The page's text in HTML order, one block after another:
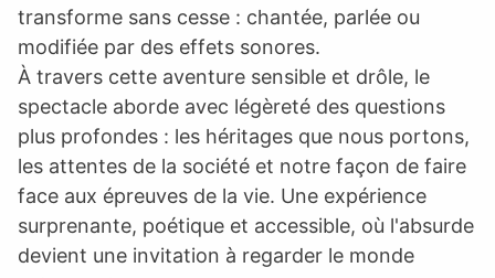
transforme sans cesse : chantée, parlée ou
modifiée par des effets sonores.
À travers cette aventure sensible et drôle, le
spectacle aborde avec légèreté des questions
plus profondes : les héritages que nous portons,
les attentes de la société et notre façon de faire
face aux épreuves de la vie. Une expérience
surprenante, poétique et accessible, où l'absurde
devient une invitation à regarder le monde